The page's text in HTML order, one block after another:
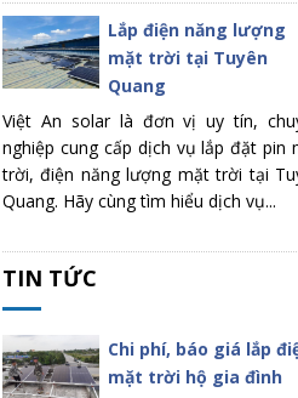
Lắp điện năng lượng
mặt trời tại Tuyên
Quang
Việt An solar là đơn vị uy tín,
nghiệp cung cấp dịch vụ lắp đặt pin
trời, điện năng lượng mặt trời tại
Quang. Hãy cùng tìm hiểu dịch vụ...
TIN TỨC
Chi phí, báo giá lắp
mặt trời hộ gia đình